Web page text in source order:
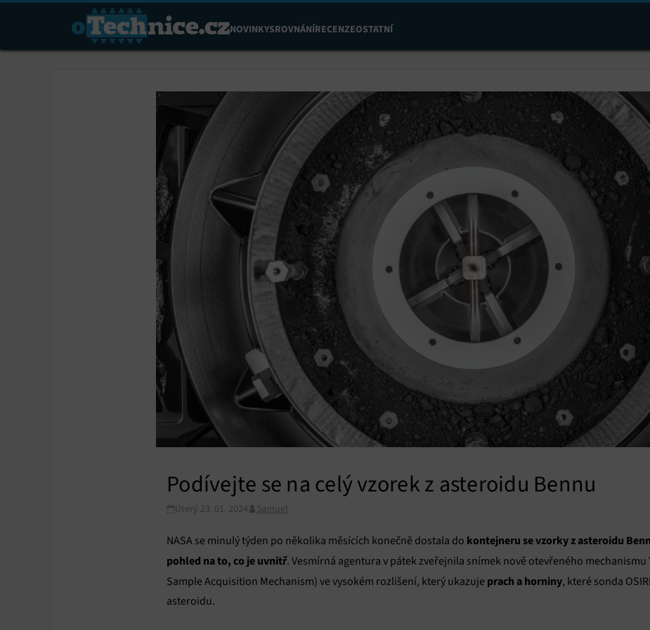
NOVINKYSROVNÁNÍRECENZEOSTATNÍ
Podívejte se na celý vzorek z asteroidu Bennu
Úterý 23. 01. 2024 Samuel
NASA se minulý týden po několika měsících konečně dostala do kontejneru se vzorky z asteroidu
pohled na to, co je uvnitř. Vesmírná agentura v pátek zveřejnila snímek nově otevřeného mechanismu
Sample Acquisition Mechanism) ve vysokém rozlišení, který ukazuje prach a horniny, které sonda
asteroidu.